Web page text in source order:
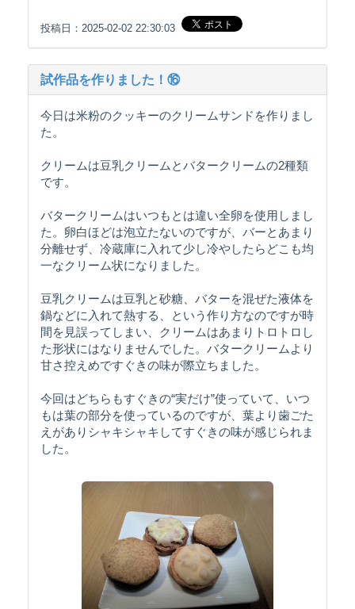
投稿日：2025-02-02 22:30:03
試作品を作りました！⑯
今日は米粉のクッキーのクリームサンドを作りまし
た。
クリームは豆乳クリームとバタークリームの2種類
です。
バタークリームはいつもとは違い全卵を使用しまし
た。卵白ほどは泡立たないのですが、バーとあまり
分離せず、冷蔵庫に入れて少し冷やしたらどこも均
一なクリーム状になりました。
豆乳クリームは豆乳と砂糖、バターを混ぜた液体を
鍋などに入れて熱する、という作り方なのですが時
間を見誤ってしまい、クリームはあまりトロトロし
た形状にはなりませんでした。バタークリームより
甘さ控えめですぐきの味が際立ちました。
今回はどちらもすぐきの“実だけ”使っていて、いつ
もは葉の部分を使っているのですが、葉より歯ごた
えがありシャキシャキしてすぐきの味が感じられま
した。